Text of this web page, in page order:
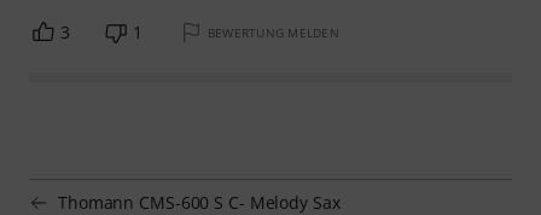
3 1 BEWERTUNG MELDEN
Thomann CMS-600 S C- Melody Sax